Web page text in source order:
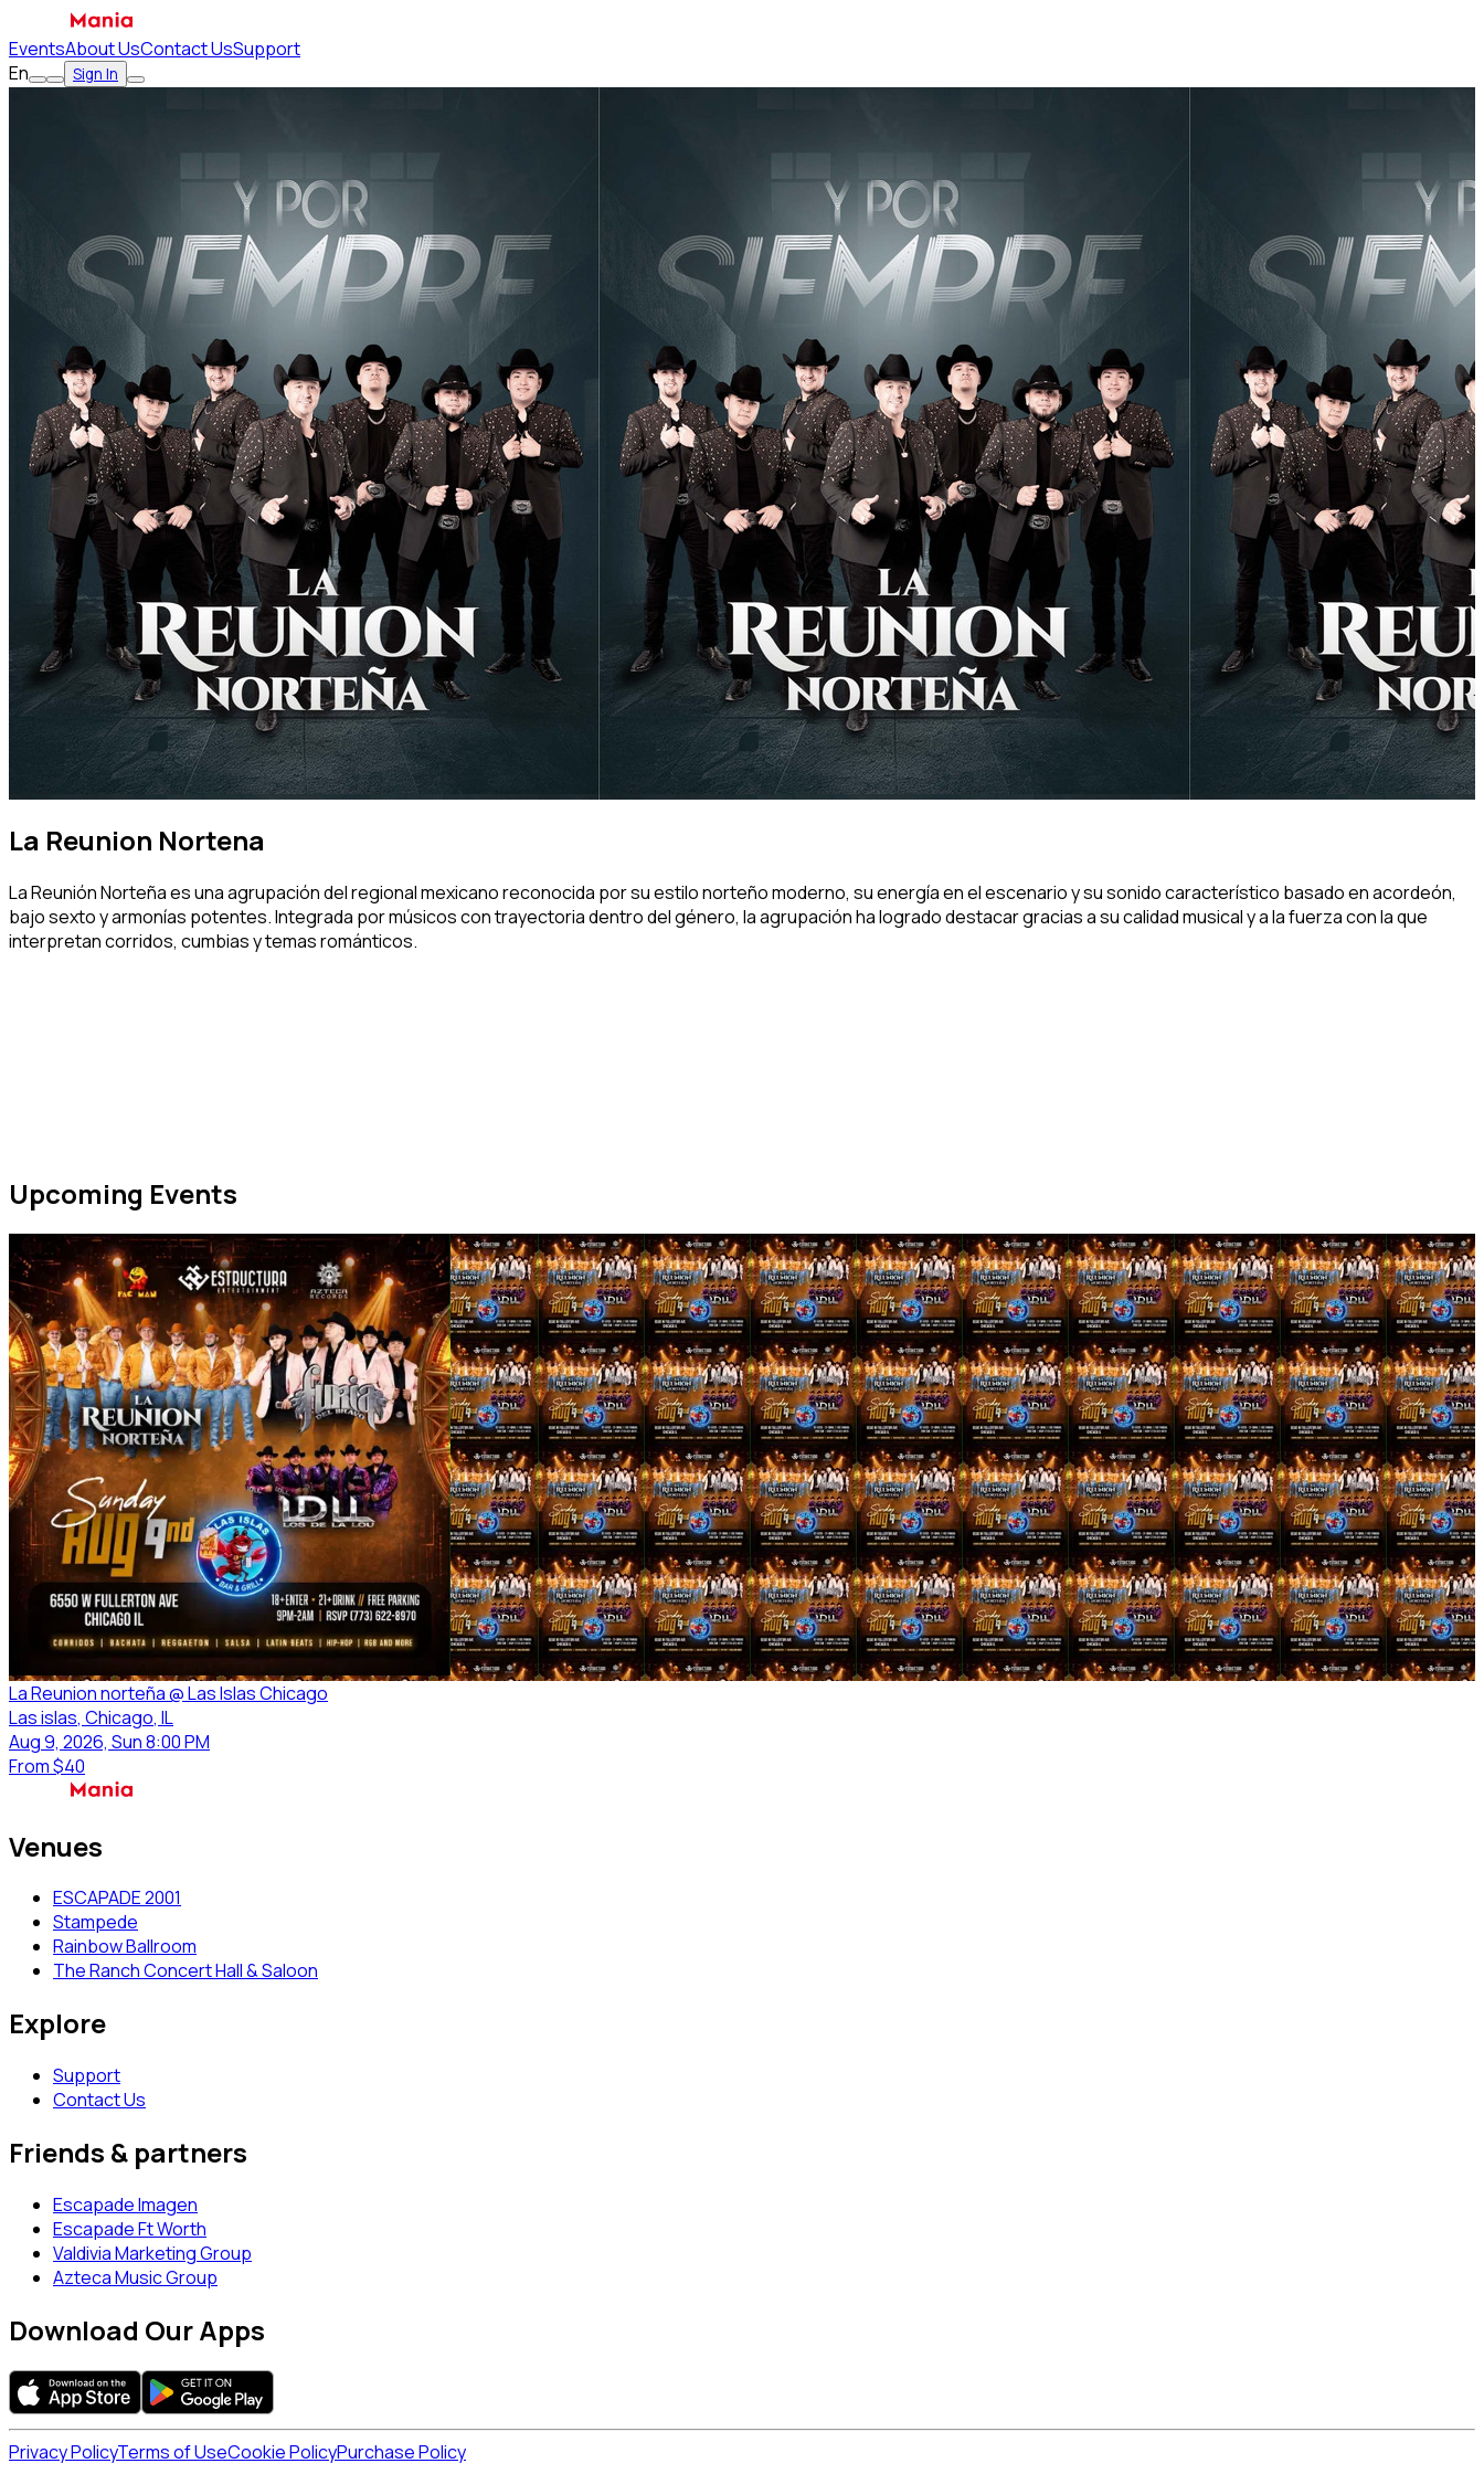
EventsAbout UsContact UsSupport
En
Sign In
La Reunion Nortena
La Reunión Norteña es una agrupación del regional mexicano reconocida por su estilo norteño moderno, su energía en el escenario y su sonido característico basado en acordeón,
bajo sexto y armonías potentes. Integrada por músicos con trayectoria dentro del género, la agrupación ha logrado destacar gracias a su calidad musical y a la fuerza con la que
interpretan corridos, cumbias y temas románticos.
Upcoming Events
La Reunion norteña @ Las Islas Chicago
Las islas, Chicago, IL
Aug 9, 2026, Sun 8:00 PM
From$40
Venues
ESCAPADE 2001
Stampede
Rainbow Ballroom
The Ranch Concert Hall & Saloon
Explore
Support
Contact Us
Friends & partners
Escapade Imagen
Escapade Ft Worth
Valdivia Marketing Group
Azteca Music Group
Download Our Apps
Privacy PolicyTerms of UseCookie PolicyPurchase Policy